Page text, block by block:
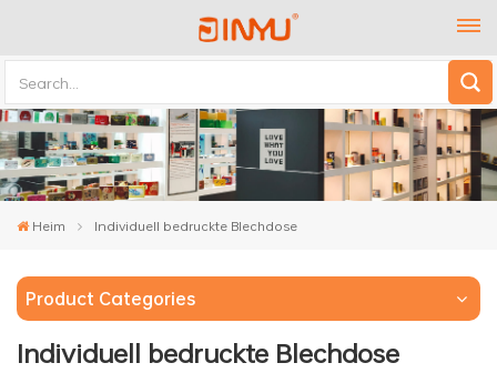
Heim Individuell bedruckte Blechdose
Product Categories
Individuell bedruckte Blechdose